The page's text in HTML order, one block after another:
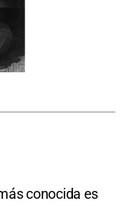
conocida es